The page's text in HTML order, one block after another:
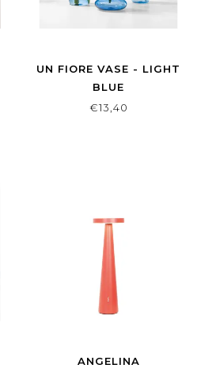
UN FIORE VASE - LIGHT
BLUE
€13,40
ANGELINA